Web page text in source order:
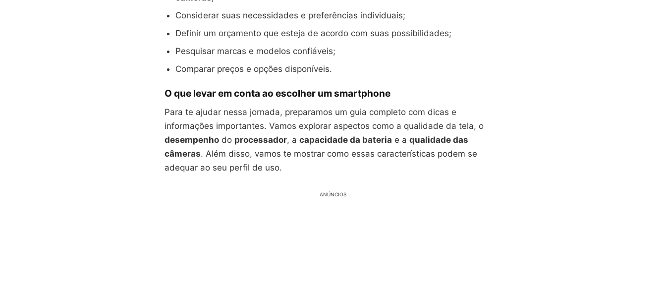
Considerar suas necessidades e preferências individuais;
Definir um orçamento que esteja de acordo com suas possibilidades;
Pesquisar marcas e modelos confiáveis;
Comparar preços e opções disponíveis.
O que levar em conta ao escolher um smartphone
Para te ajudar nessa jornada, preparamos um guia completo com dicas e
informações importantes. Vamos explorar aspectos como a qualidade da tela, o
desempenho do processador, a capacidade da bateria e a qualidade das
câmeras. Além disso, vamos te mostrar como essas características podem se
adequar ao seu perfil de uso.
ANÚNCIOS